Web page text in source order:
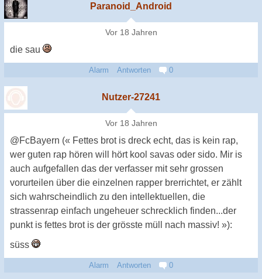
Paranoid_Android
Vor 18 Jahren
die sau
Alarm Antworten 0
Nutzer-27241
Vor 18 Jahren
@FcBayern (« Fettes brot is dreck echt, das is kein rap,
wer guten rap hören will hört kool savas oder sido. Mir is
auch aufgefallen das der verfasser mit sehr grossen
vorurteilen über die einzelnen rapper brerrichtet, er zählt
sich wahrscheindlich zu den intellektuellen, die
strassenrap einfach ungeheuer schrecklich finden...der
punkt is fettes brot is der grösste müll nach massiv! »):
süss
Alarm Antworten 0